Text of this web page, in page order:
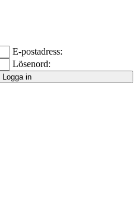
E-postadress:
Lösenord:
Logga in